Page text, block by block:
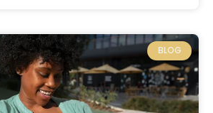
BLOG